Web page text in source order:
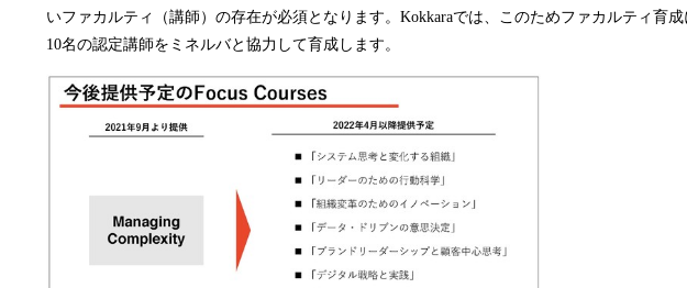
いファカルティ（講師）の存在が必須となります。Kokkaraでは、このためファカルティ育
10名の認定講師をミネルバと協力して育成します。